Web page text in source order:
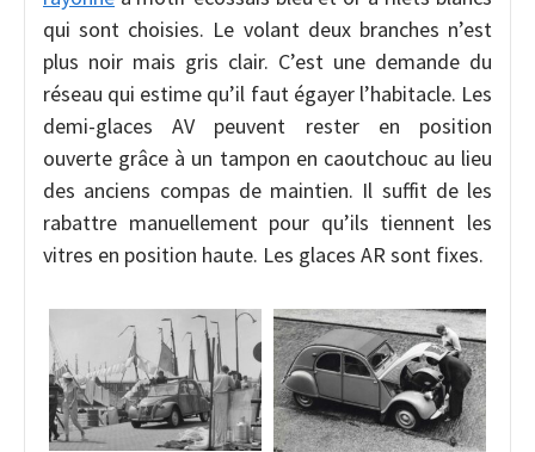
qui sont choisies. Le volant deux branches n’est
plus noir mais gris clair. C’est une demande du
réseau qui estime qu’il faut égayer l’habitacle. Les
demi-glaces AV peuvent rester en position
ouverte grâce à un tampon en caoutchouc au lieu
des anciens compas de maintien. Il suffit de les
rabattre manuellement pour qu’ils tiennent les
vitres en position haute. Les glaces AR sont fixes.